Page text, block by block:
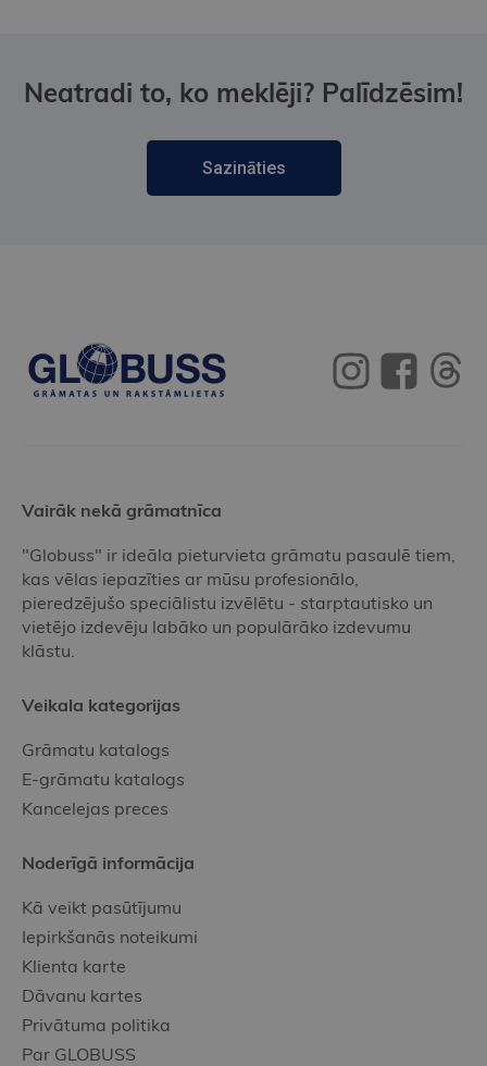
Neatradi to, ko meklēji? Palīdzēsim!
Sazināties
Vairāk nekā grāmatnīca
"Globuss" ir ideāla pieturvieta grāmatu pasaulē tiem,
kas vēlas iepazīties ar mūsu profesionālo,
pieredzējušo speciālistu izvēlētu - starptautisko un
vietējo izdevēju labāko un populārāko izdevumu
klāstu.
Veikala kategorijas
Grāmatu katalogs
E-grāmatu katalogs
Kancelejas preces
Noderīgā informācija
Kā veikt pasūtījumu
Iepirkšanās noteikumi
Klienta karte
Dāvanu kartes
Privātuma politika
Par GLOBUSS